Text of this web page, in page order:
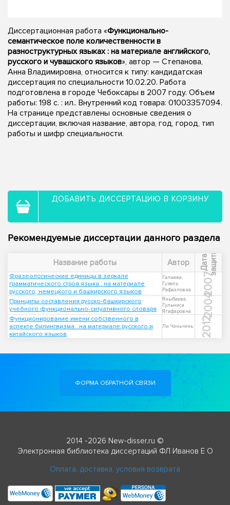
Диссертационная работа «Функционально-
семантическое поле количественности в
разноструктурных языках : на материале английского,
русского и чувашского языков», автор — Степанова,
Анна Владимировна, относится к типу: кандидатская
диссертация по специальности 10.02.20. Работа
подготовлена в городе Чебоксары в 2007 году. Объем
работы: 198 с. : ил.. Внутренний код товара: 01003357094.
На странице представлены основные сведения о
диссертации, включая название, автора, год, город, тип
работы и шифр специальности.
ДОБАВИТЬ ДИССЕРТАЦИЮ В КОРЗИНУ
Рекомендуемые диссертации данного раздела
Название работы Автор Д
а
т
а
з
а
щ
и
т ы
Фразеологические единицы в зеркале
грамматического строя языка : на материале
русского, немецкого и башкирского языков
Галиева,
Гузель
Рафаэловна
2007
Принципы составления русско-башкирского
учебного функционально-ситуативного словаря
Яныбаева,
Гульниса
Ягафаровна
2004
Функционирование имени собственного в
аспекте билингвизма : на материале русского и
китайского языков
Ли Чэньчэнь 2012
ФОРМА ОБРАТНОЙ СВЯЗИ
2014 -2026 New-disser.ru ©
Электронная библиотека диссертаций ФЛ Иванов Е О
Оплата, доставка, условия возврата